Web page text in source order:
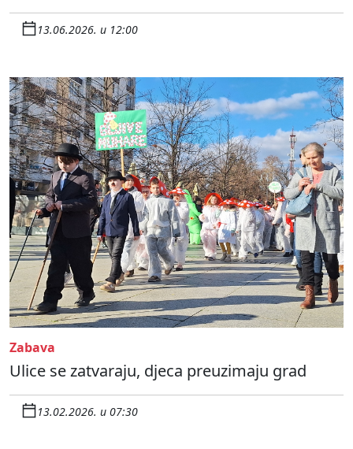
13.06.2026. u 12:00
Zabava
Ulice se zatvaraju, djeca preuzimaju grad
13.02.2026. u 07:30